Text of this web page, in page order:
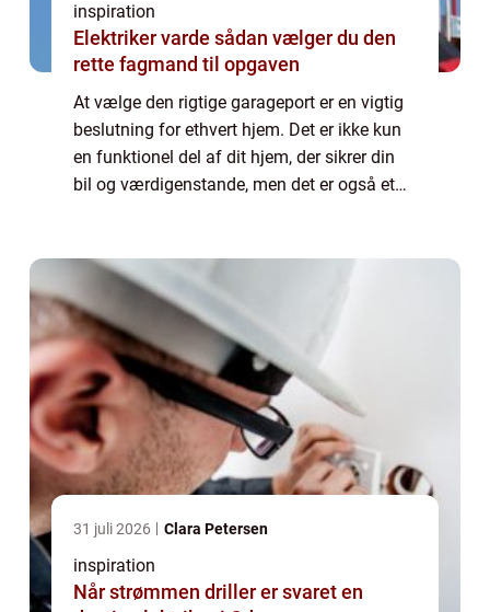
inspiration
Elektriker varde sådan vælger du den
rette fagmand til opgaven
At vælge den rigtige garageport er en vigtig
beslutning for ethvert hjem. Det er ikke kun
en funktionel del af dit hjem, der sikrer din
bil og værdigenstande, men det er også et
31 juli 2026 Clara Petersen
inspiration
Når strømmen driller er svaret en